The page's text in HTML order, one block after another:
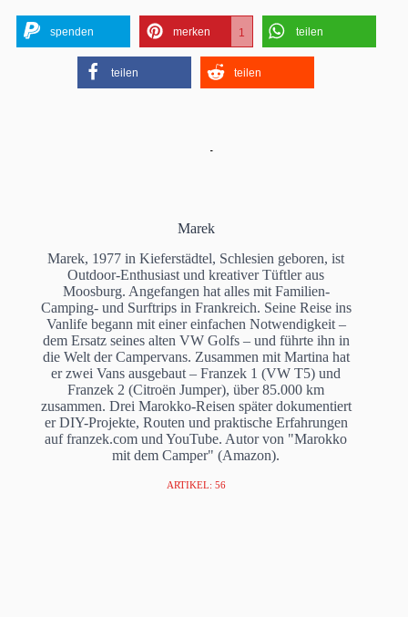
spenden merken 1 teilen
teilen teilen
Marek
Marek, 1977 in Kieferstädtel, Schlesien geboren, ist
Outdoor-Enthusiast und kreativer Tüftler aus
Moosburg. Angefangen hat alles mit Familien-
Camping- und Surftrips in Frankreich. Seine Reise ins
Vanlife begann mit einer einfachen Notwendigkeit –
dem Ersatz seines alten VW Golfs – und führte ihn in
die Welt der Campervans. Zusammen mit Martina hat
er zwei Vans ausgebaut – Franzek 1 (VW T5) und
Franzek 2 (Citroën Jumper), über 85.000 km
zusammen. Drei Marokko-Reisen später dokumentiert
er DIY-Projekte, Routen und praktische Erfahrungen
auf franzek.com und YouTube. Autor von "Marokko
mit dem Camper" (Amazon).
ARTIKEL: 56